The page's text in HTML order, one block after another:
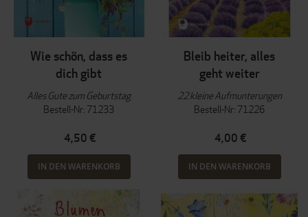
Wie schön, dass es
dich gibt
Alles Gute zum Geburtstag
Bestell-Nr: 71233
4,50 €
IN DEN WARENKORB
Bleib heiter, alles
geht weiter
22 kleine Aufmunterungen
Bestell-Nr: 71226
4,00 €
IN DEN WARENKORB